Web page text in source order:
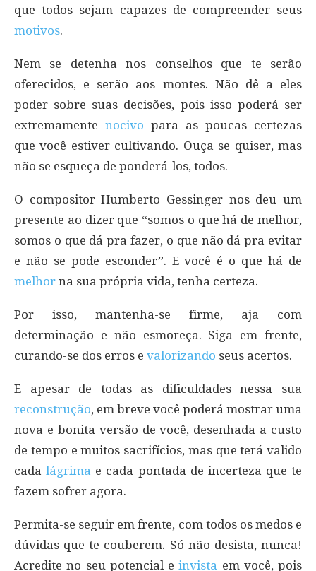
que todos sejam capazes de compreender seus
motivos.
Nem se detenha nos conselhos que te serão
oferecidos, e serão aos montes. Não dê a eles
poder sobre suas decisões, pois isso poderá ser
extremamente nocivo para as poucas certezas
que você estiver cultivando. Ouça se quiser, mas
não se esqueça de ponderá-los, todos.
O compositor Humberto Gessinger nos deu um
presente ao dizer que “somos o que há de melhor,
somos o que dá pra fazer, o que não dá pra evitar
e não se pode esconder”. E você é o que há de
melhor na sua própria vida, tenha certeza.
Por isso, mantenha-se firme, aja com
determinação e não esmoreça. Siga em frente,
curando-se dos erros e valorizando seus acertos.
E apesar de todas as dificuldades nessa sua
reconstrução, em breve você poderá mostrar uma
nova e bonita versão de você, desenhada a custo
de tempo e muitos sacrifícios, mas que terá valido
cadalágrima e cada pontada de incerteza que te
fazem sofrer agora.
Permita-se seguir em frente, com todos os medos e
dúvidas que te couberem. Só não desista, nunca!
Acredite no seu potencial einvista em você, pois